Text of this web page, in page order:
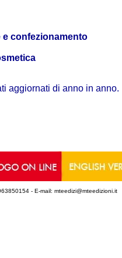
confezionamento
aggiornati di anno in anno.
- E-mail: mteedizi@mteedizioni.it